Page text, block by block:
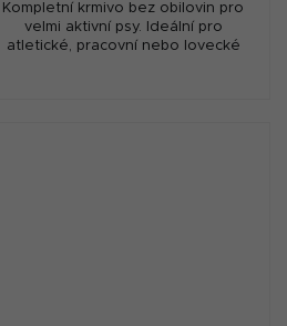
Kompletní krmivo bez obilovin pro
velmi aktivní psy. Ideální pro
atletické, pracovní nebo lovecké